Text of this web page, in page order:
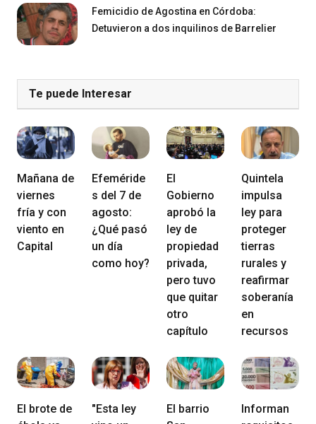
Femicidio de Agostina en Córdoba:
Detuvieron a dos inquilinos de Barrelier
Te puede Interesar
Mañana de
viernes
fría y con
viento en
Capital
Efeméride
s del 7 de
agosto:
¿Qué pasó
un día
como hoy?
El
Gobierno
aprobó la
ley de
propiedad
privada,
pero tuvo
que quitar
otro
capítulo
Quintela
impulsa
ley para
proteger
tierras
rurales y
reafirmar
soberanía
en
recursos
El brote de
"Esta ley
El barrio
Informan